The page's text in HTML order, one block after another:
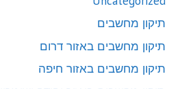
תיקון מחשבים
תיקון מחשבים באזור דרום
תיקון מחשבים באזור חיפה